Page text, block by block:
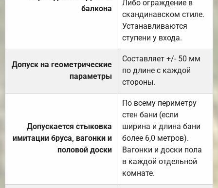
балкона
Либо ограждение в
скандинавском стиле.
Устанавливаются
ступени у входа.
Допуск на геометрические
параметры
Составляет +/- 50 мм
по длине с каждой
стороны.
Допускается стыковка
имитации бруса, вагонки и
половой доски
По всему периметру
стен бани (если
ширина и длина бани
более 6,0 метров).
Вагонки и доски пола
в каждой отдельной
комнате.